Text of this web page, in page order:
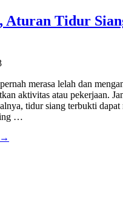
Aturan Tidur
merasa lelah dan
aktivitas atau pekerjaan.
tidur siang terbukti
…
→